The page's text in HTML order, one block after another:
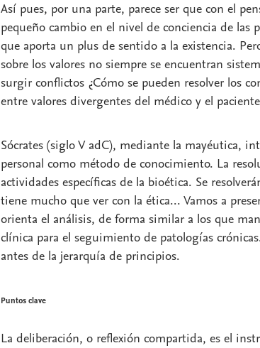
Así pues, por una parte, parece ser que con el
pequeño cambio en el nivel de conciencia de las
que aporta un plus de sentido a la existencia.
sobre los valores no siempre se encuentran
surgir conflictos ¿Cómo se pueden resolver los
entre valores divergentes del médico y el
Sócrates (siglo V adC), mediante la mayéutica,
personal como método de conocimiento. La
actividades específicas de la bioética. Se
tiene mucho que ver con la ética... Vamos a
orienta el análisis, de forma similar a los que
clínica para el seguimiento de patologías
antes de la jerarquía de principios.
Puntos clave
La deliberación, o reflexión compartida, es el